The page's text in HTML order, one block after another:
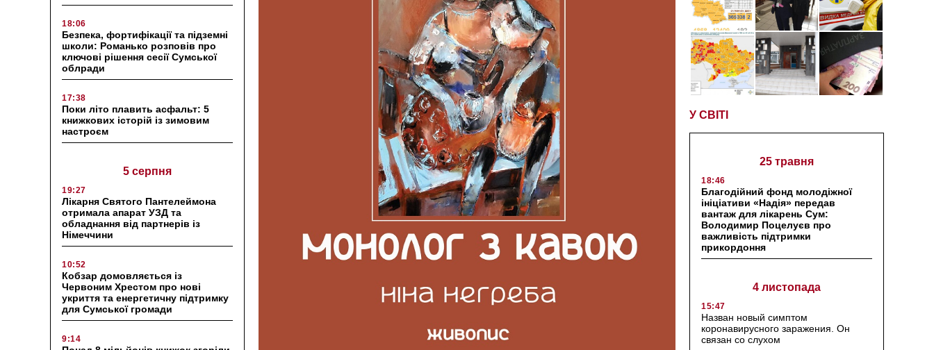
18:06
Безпека, фортифікації та підземні
школи: Романько розповів про
ключові рішення сесії Сумської
облради
17:38
Поки літо плавить асфальт: 5
книжкових історій із зимовим
настроєм
5 серпня
19:27
Лікарня Святого Пантелеймона
отримала апарат УЗД та
обладнання від партнерів із
Німеччини
10:52
Кобзар домовляється із
Червоним Хрестом про нові
укриття та енергетичну підтримку
для Сумської громади
9:14
У СВІТІ
25 травня
18:46
Благодійний фонд молодіжної
ініціативи «Надія» передав
вантаж для лікарень Сум:
Володимир Поцелуєв про
важливість підтримки
прикордоння
4 листопада
15:47
Назван новый симптом
коронавирусного заражения. Он
связан со слухом